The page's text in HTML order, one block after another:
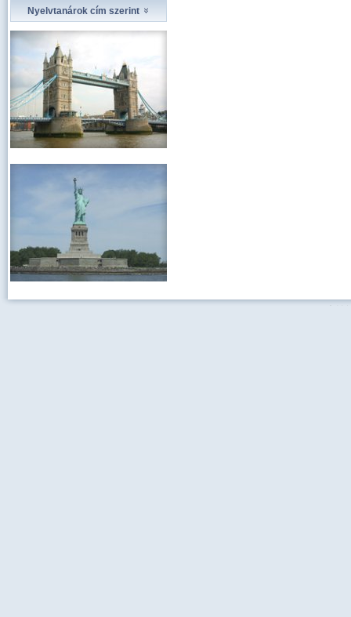
Nyelvtanárok cím szerint